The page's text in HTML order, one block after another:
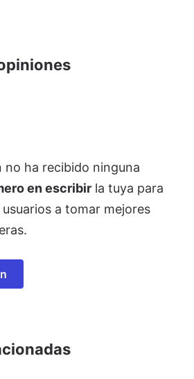
no ha recibido ninguna
en escribir la tuya para
a tomar mejores